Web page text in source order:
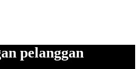
pelanggan